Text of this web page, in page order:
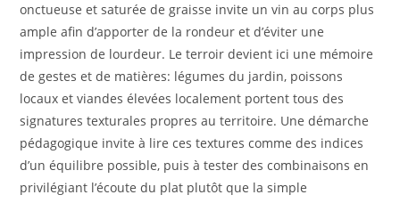
onctueuse et saturée de graisse invite un vin au corps plus
ample afin d’apporter de la rondeur et d’éviter une
impression de lourdeur. Le terroir devient ici une mémoire
de gestes et de matières: légumes du jardin, poissons
locaux et viandes élevées localement portent tous des
signatures texturales propres au territoire. Une démarche
pédagogique invite à lire ces textures comme des indices
d’un équilibre possible, puis à tester des combinaisons en
privilégiant l’écoute du plat plutôt que la simple